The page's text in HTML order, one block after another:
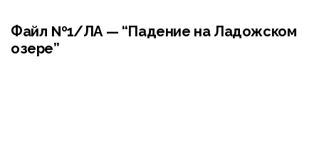
Файл №1/ЛА — “Падение на Ладожском
озере”